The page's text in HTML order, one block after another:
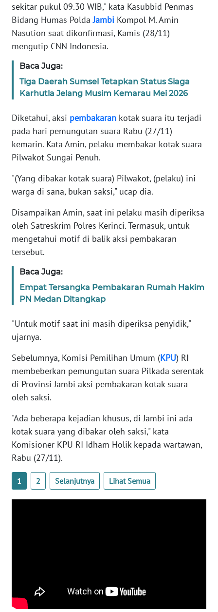
sekitar pukul 09.30 WIB," kata Kasubbid Penmas
Bidang Humas PoldaJambi Kompol M. Amin
Nasution saat dikonfirmasi, Kamis (28/11)
mengutip CNN Indonesia.
Baca Juga:
Tiga Daerah Sumsel Tetapkan Status Siaga
Karhutla Jelang Musim Kemarau Mei 2026
Diketahui, aksi pembakaran kotak suara itu terjadi
pada hari pemungutan suara Rabu (27/11)
kemarin. Kata Amin, pelaku membakar kotak suara
Pilwakot Sungai Penuh.
"(Yang dibakar kotak suara) Pilwakot, (pelaku) ini
warga di sana, bukan saksi," ucap dia.
Disampaikan Amin, saat ini pelaku masih diperiksa
oleh Satreskrim Polres Kerinci. Termasuk, untuk
mengetahui motif di balik aksi pembakaran
tersebut.
Baca Juga:
Empat Tersangka Pembakaran Rumah Hakim
PN Medan Ditangkap
"Untuk motif saat ini masih diperiksa penyidik,"
ujarnya.
Sebelumnya, Komisi Pemilihan Umum (KPU) RI
membeberkan pemungutan suara Pilkada serentak
di Provinsi Jambi aksi pembakaran kotak suara
oleh saksi.
"Ada beberapa kejadian khusus, di Jambi ini ada
kotak suara yang dibakar oleh saksi," kata
Komisioner KPU RI Idham Holik kepada wartawan,
Rabu (27/11).
1 2 Selanjutnya Lihat Semua
KONTAK
KAMI
IKLAN
TENTANG
PEDOMAN
MEDIA
SIBER
KARIR
DISCLAIMER
Wahana
Regional
WN
SUMUT
WN
JAKARTA
JABAR
WN
WN
NTT
WN
KEPRI
RIAU